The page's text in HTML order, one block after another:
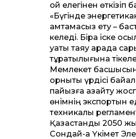
ой елегінен өткізіп
«Бүгінде
қамтамасыз ету –
келеді. Бірақ іске
қуаты таяу арада
тұрақтылығына
Мемлекет
орнықты үрдісі
пайызға азайту
өнімнің экспортын
техникалық
Қазақстанды 2050
Сондай-ақ Үкімет